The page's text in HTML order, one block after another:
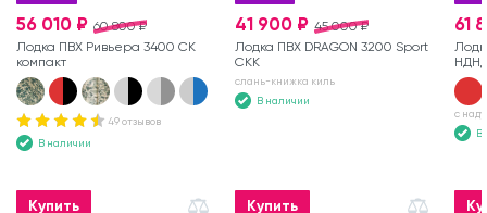
60 800 ₽
56 010 ₽
Лодка ПВХ Ривьера 3400 СК
компакт
49 отзывов
В наличии
Купить
45 000 ₽
41 900 ₽
Лодка ПВХ DRAGON 3200 Sport
СКК
слань-книжка киль
В наличии
Купить
61
с
В